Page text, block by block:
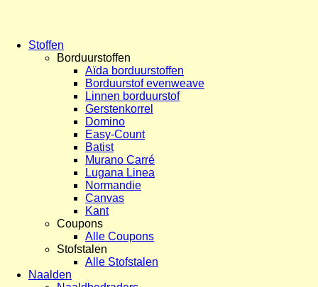
Stoffen
Borduurstoffen
Aïda borduurstoffen
Borduurstof evenweave
Linnen borduurstof
Gerstenkorrel
Domino
Easy-Count
Batist
Murano Carré
Lugana Linea
Normandie
Canvas
Kant
Coupons
Alle Coupons
Stofstalen
Alle Stofstalen
Naalden